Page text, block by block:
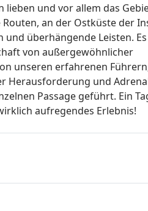
und vor allem das
an der Ostküste der
und überhängende Leisten.
von außergewöhnlicher
unseren erfahrenen
Herausforderung und
Passage geführt. Ein
aufregendes Erlebnis!